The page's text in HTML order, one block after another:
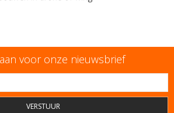
voor onze nieuwsbrief
VERSTUUR